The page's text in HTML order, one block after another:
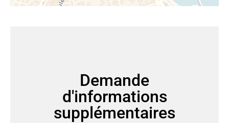
Demande
d'informations
supplémentaires